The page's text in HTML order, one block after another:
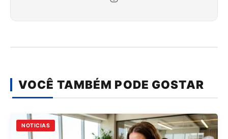
VOCÊ TAMBÉM PODE GOSTAR
NOTICIAS